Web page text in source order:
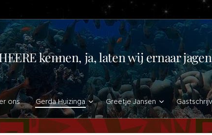
kennen, ja, laten wij ernaar
ons Gerda Huizinga Greetje Jansen